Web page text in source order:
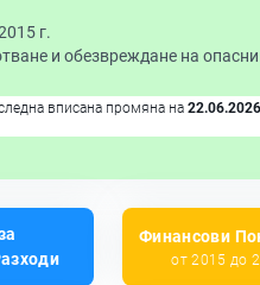
г.
и обезвреждане на
вписана промяна на 22.06.2026
Финансови
от 2015 до